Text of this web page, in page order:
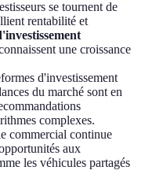
se tournent de
rentabilité et
une croissance
d'investissement
du marché sont en
complexes.
commercial continue
aux
les véhicules partagés